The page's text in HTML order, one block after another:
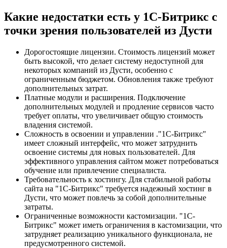
Какие недостатки есть у 1С-Битрикс с
точки зрения пользователей из Дусти
Дорогостоящие лицензии. Стоимость лицензий может
быть высокой, что делает систему недоступной для
некоторых компаний из Дусти, особенно с
ограниченным бюджетом. Обновления также требуют
дополнительных затрат.
Платные модули и расширения. Подключение
дополнительных модулей и продление сервисов часто
требует оплаты, что увеличивает общую стоимость
владения системой.
Сложность в освоении и управлении ."1С-Битрикс"
имеет сложный интерфейс, что может затруднить
освоение системы для новых пользователей. Для
эффективного управления сайтом может потребоваться
обучение или привлечение специалиста.
Требовательность к хостингу. Для стабильной работы
сайта на "1С-Битрикс" требуется надежный хостинг в
Дусти, что может повлечь за собой дополнительные
затраты.
Ограниченные возможности кастомизации. "1С-
Битрикс" может иметь ограничения в кастомизации, что
затрудняет реализацию уникального функционала, не
предусмотренного системой.